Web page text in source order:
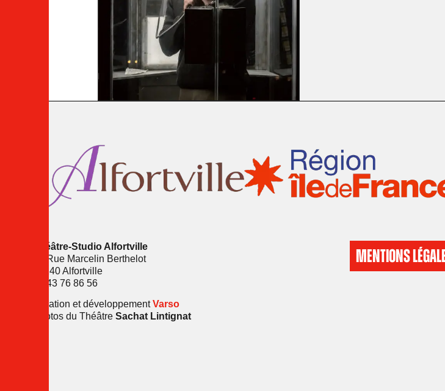
Théâtre-Studio Alfortville
16 Rue Marcelin Berthelot
94140 Alfortville
01 43 76 86 56
Création et développementVarso
Photos du Théâtre Sachat Lintignat
MENTIONS